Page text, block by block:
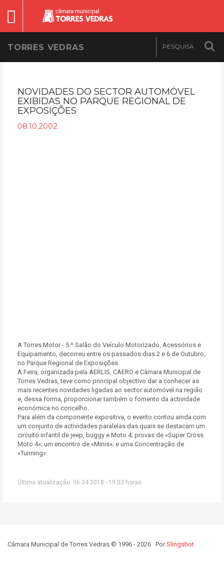
TORRES VEDRAS
NOVIDADES DO SECTOR AUTOMÓVEL
EXIBIDAS NO PARQUE REGIONAL DE
EXPOSIÇÕES
08.10.2002
A Torres Motor - 5.º Salão do Veículo Motorizado, Acessórios e
Equipamento, decorreu entre os passados dias 2 e 6 de Outubro,
no Parque Regional de Exposições.
A Feira, organizada pela AERLIS, CAERO e Câmara Municipal de
Torres Vedras, teve como principal objectivo dar a conhecer as
mais recentes novidades ligadas ao sector automóvel na região
e, dessa forma, proporcionar também o fomento da actividade
económica no concelho.
Para além da componente expositiva, o evento contou ainda com
um conjunto de actividades paralelas das quais se destacam um
circuito infantil de jeep, buggy e Moto 4; provas de «Super Cross
Moto 4»; um encontro de «Minis»; e uma Concentração de
«Tunning».
Última atualização: 06.04.2018 - 19:03 horas
Câmara Municipal de Torres Vedras © 1996 - 2026 · PorSlingshot